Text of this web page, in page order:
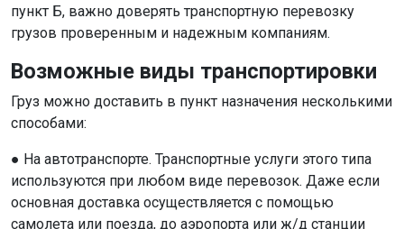
пункт Б, важно доверять транспортную перевозку
грузов проверенным и надежным компаниям.
Возможные виды транспортировки
Груз можно доставить в пункт назначения несколькими
способами:
● На автотранспорте. Транспортные услуги этого типа
используются при любом виде перевозок. Даже если
основная доставка осуществляется с помощью
самолета или поезда, до аэропорта или ж/д станции